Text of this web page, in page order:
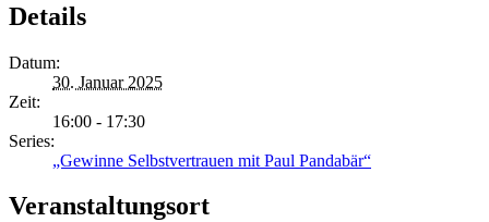
Details
Datum:
30. Januar 2025
Zeit:
16:00 - 17:30
Series:
„Gewinne Selbstvertrauen mit Paul Pandabär“
Veranstaltungsort